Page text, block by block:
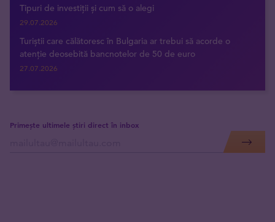
Tipuri de investiții și cum să o alegi
29.07.2026
Turiștii care călătoresc în Bulgaria ar trebui să acorde o
atenție deosebită bancnotelor de 50 de euro
27.07.2026
Primește ultimele știri direct în inbox